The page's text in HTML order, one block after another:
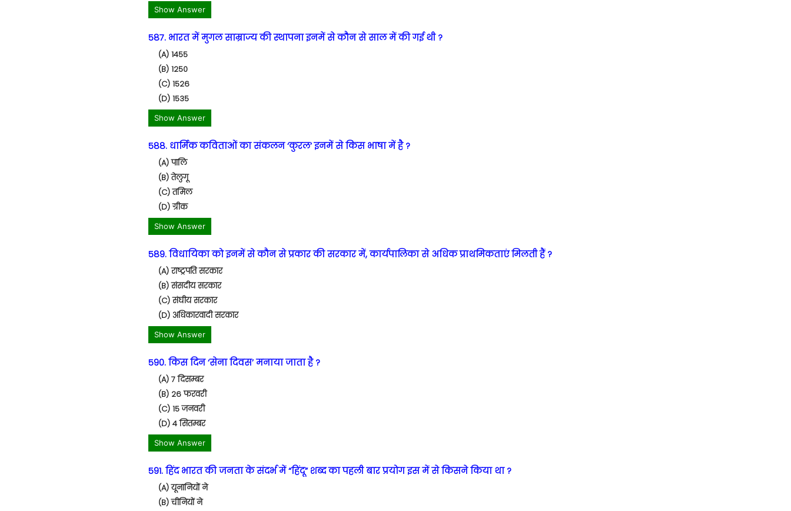
Show Answer
587. भारत में मुगल साम्राज्य की स्थापना इनमें से कौन से साल में की गई थी ?
(A) 1455
(B) 1250
(C) 1526
(D) 1535
Show Answer
588. धार्मिक कविताओं का संकलन ‘कुरल’ इनमें से किस भाषा में है ?
(A) पालि
(B) तेलुगू
(C) तमिल
(D) ग्रीक
Show Answer
589. विधायिका को इनमें से कौन से प्रकार की सरकार में, कार्यपालिका से अधिक प्राथमिकताएं मिलती हैं ?
(A) राष्ट्रपति सरकार
(B) संसदीय सरकार
(C) संघीय सरकार
(D) अधिकारवादी सरकार
Show Answer
590. किस दिन ‘सेना दिवस’ मनाया जाता है ?
(A) 7 दिसम्बर
(B) 26 फरवरी
(C) 15 जनवरी
(D) 4 सितम्बर
Show Answer
591. हिंद भारत की जनता के संदर्भ में “हिंदू” शब्द का पहली बार प्रयोग इस में से किसने किया था ?
(A) यूनानियों ने
(B) चीनियों ने